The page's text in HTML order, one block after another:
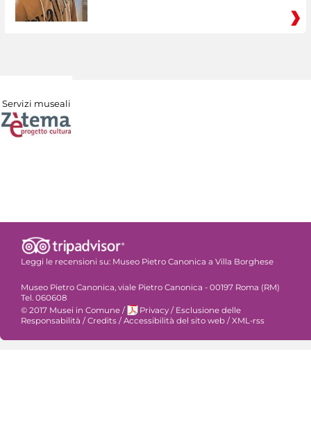
Servizi museali
Leggi le recensioni su: Museo Pietro Canonica a Villa Borghese
Museo Pietro Canonica, viale Pietro Canonica - 00197 Roma (RM)
Tel. 060608
© 2017 Musei in Comune / Privacy / Esclusione delle
Responsabilità /Credits /Accessibilità del sito web /XML-rss